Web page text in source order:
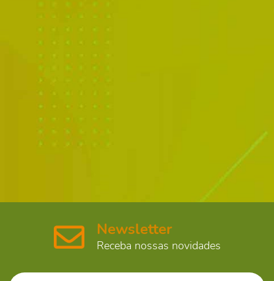
Newsletter
Receba nossas novidades